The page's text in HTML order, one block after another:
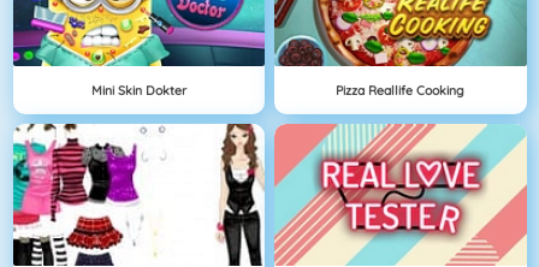
Mini Skin Dokter Pizza Reallife Cooking